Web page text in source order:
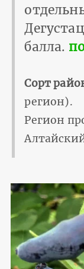
балла.
Сорт
регион).
Регион